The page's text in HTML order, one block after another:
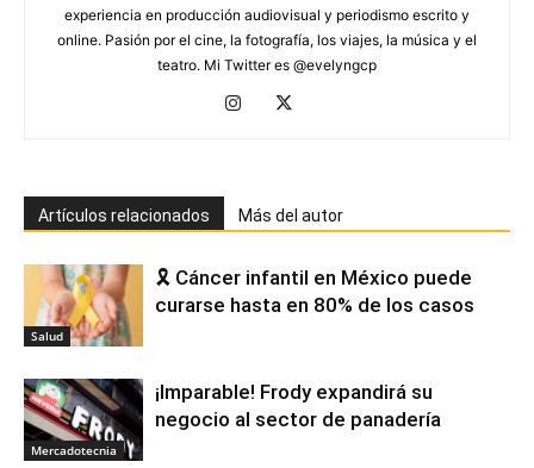
experiencia en producción audiovisual y periodismo escrito y
online. Pasión por el cine, la fotografía, los viajes, la música y el
teatro. Mi Twitter es @evelyngcp
Artículos relacionados Más del autor
Salud
🎗️ Cáncer infantil en México puede
curarse hasta en 80% de los casos
Mercadotecnia
¡Imparable! Frody expandirá su
negocio al sector de panadería